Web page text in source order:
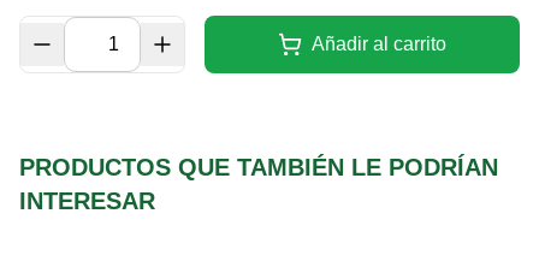
Añadir al carrito
PRODUCTOS QUE TAMBIÉN LE PODRÍAN
INTERESAR